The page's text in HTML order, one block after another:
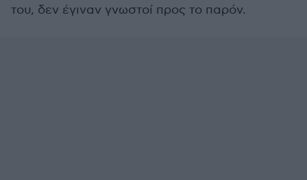
του, δεν έγιναν γνωστοί προς το παρόν.